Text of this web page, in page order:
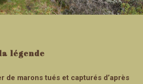
légende
de marons tués et capturés d’après